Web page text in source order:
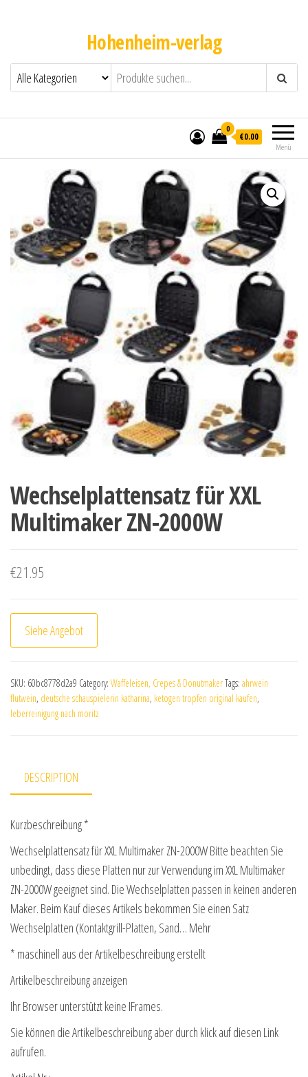
Hohenheim-verlag
Menü
0
€0.00
Wechselplattensatz für XXL
Multimaker ZN-2000W
€21.95
Siehe Angebot
SKU: 60bc8778d2a9 Category: Waffeleisen, Crepes & DonutmakerTags: ahrwein
flutwein, deutsche schauspielerin katharina, ketogen tropfen original kaufen,
leberreinigung nach moritz
DESCRIPTION
Kurzbeschreibung *
Wechselplattensatz für XXL Multimaker ZN-2000W Bitte beachten Sie
unbedingt, dass diese Platten nur zur Verwendung im XXL Multimaker
ZN-2000W geeignet sind. Die Wechselplatten passen in keinen anderen
Maker. Beim Kauf dieses Artikels bekommen Sie einen Satz
Wechselplatten (Kontaktgrill-Platten, Sand… Mehr
* maschinell aus der Artikelbeschreibung erstellt
Artikelbeschreibung anzeigen
Ihr Browser unterstützt keine IFrames.
Sie können die Artikelbeschreibung aber durch klick auf diesen Link
aufrufen.